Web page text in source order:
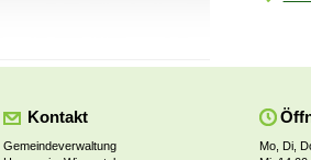
Kontakt
Gemeindeverwaltung
Mo, Di,